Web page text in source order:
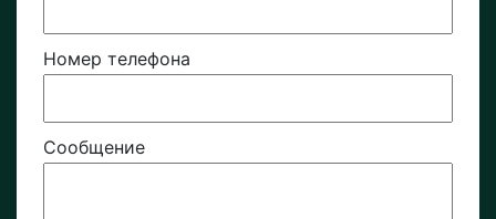
Номер телефона
Сообщение